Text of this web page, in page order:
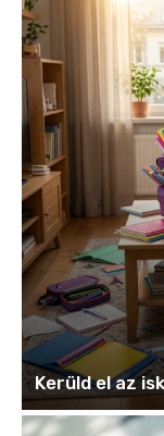
Kerüld el az